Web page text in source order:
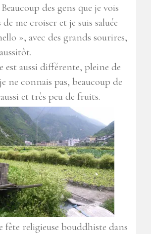
des gens que je vois
me croiser et je suis saluée
», avec des grands sourires,
aussi différente, pleine de
ne connais pas, beaucoup de
et très peu de fruits.
fête religieuse bouddhiste dans